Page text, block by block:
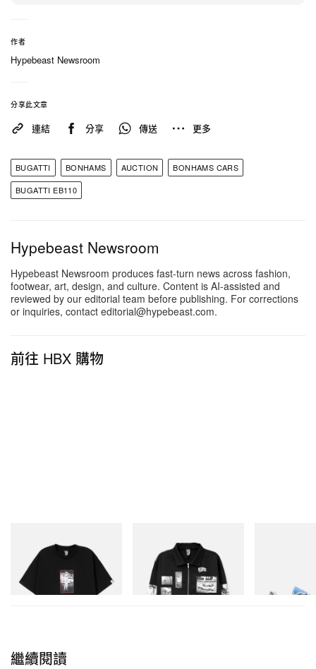
>Toyota 正式發表 GR86、GR Supra、GR Corolla
等三款全新 GR 特別版車型
>Kawasaki 發表全新機械獸越野概念車 CORLEO
>
Lamborghini 攜手 Ducati 推出限量 64 輛
Streetfighter V4 聯名車型
作者
Hypebeast Newsroom
分享此文章
連結 分享 傳送 更多
BUGATTI BONHAMS AUCTION
BONHAMS CARS
BUGATTI EB110
Hypebeast Newsroom
Hypebeast Newsroom produces fast-turn news across fashion,
footwear, art, design, and culture. Content is AI-assisted and
reviewed by our editorial team before publishing. For corrections
or inquiries, contact editorial@hypebeast.com.
前往 HBX 購物
BILLIONAIRE BOYS CLUB X
INITIAL D COTTON T-SHIRT
立即購入
Billionaire Boys Club X Initial
D Cotton Jacket
立即購入
繼續閱讀